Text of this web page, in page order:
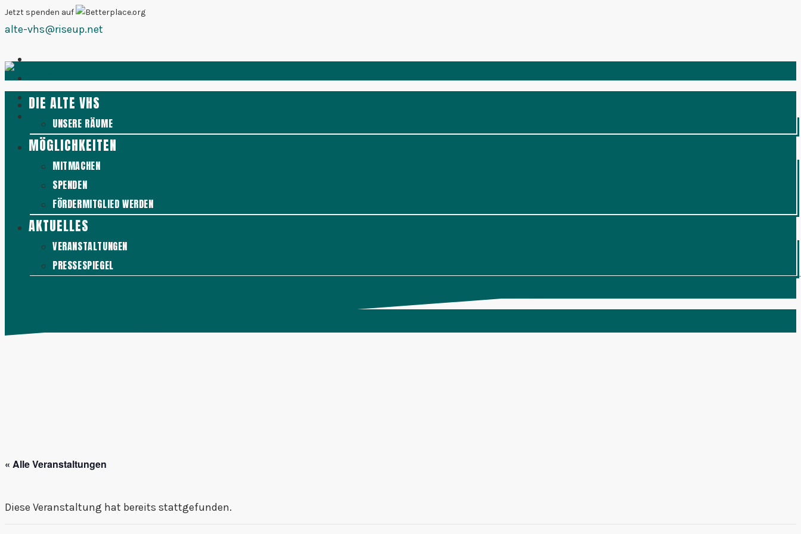
Zum
Inhalt
Jetzt spenden auf
alte-vhs@riseup.net
DIE ALTE VHS
UNSERE RÄUME
MÖGLICHKEITEN
MITMACHEN
SPENDEN
FÖRDERMITGLIED WERDEN
AKTUELLES
VERANSTALTUNGEN
PRESSESPIEGEL
« Alle Veranstaltungen
Diese Veranstaltung hat bereits stattgefunden.